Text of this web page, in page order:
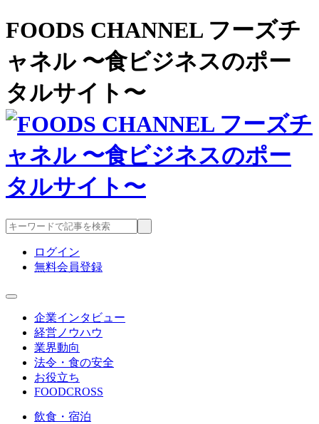
FOODS CHANNEL フーズチ
ャネル 〜食ビジネスのポー
タルサイト〜
ログイン
無料会員登録
企業インタビュー
経営ノウハウ
業界動向
法令・食の安全
お役立ち
FOODCROSS
飲食・宿泊